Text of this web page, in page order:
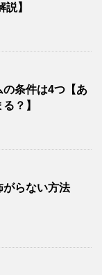
】
の条件は4つ【あ
？】
がらない方法